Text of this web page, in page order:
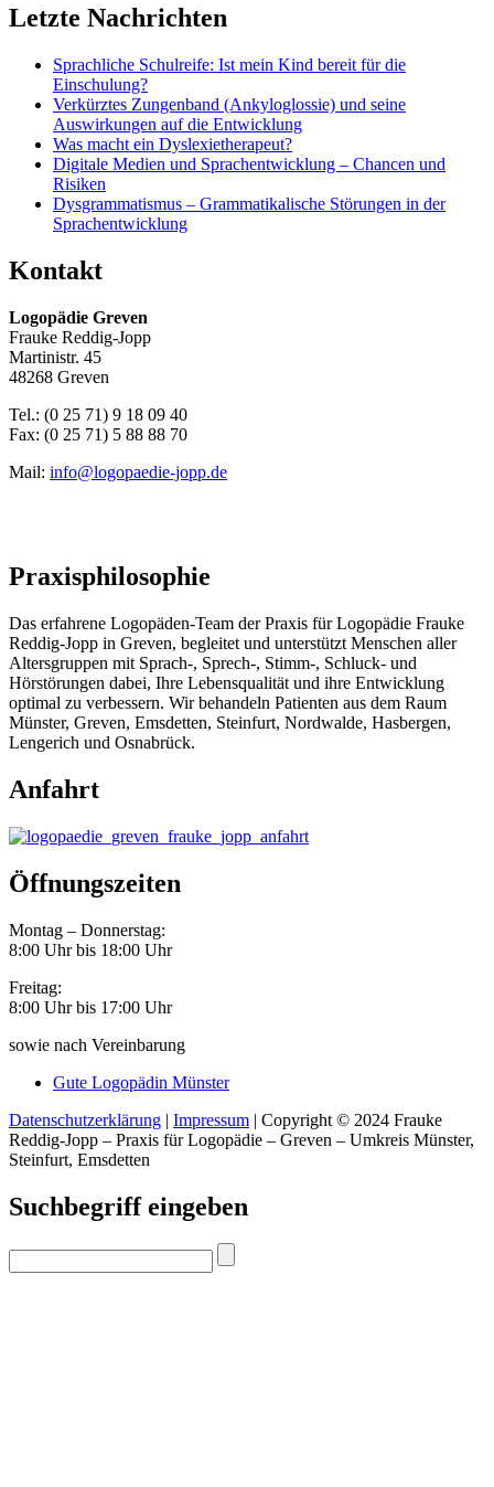
Letzte Nachrichten
Sprachliche Schulreife: Ist mein Kind bereit für die
Einschulung?
Verkürztes Zungenband (Ankyloglossie) und seine
Auswirkungen auf die Entwicklung
Was macht ein Dyslexietherapeut?
Digitale Medien und Sprachentwicklung – Chancen und
Risiken
Dysgrammatismus – Grammatikalische Störungen in der
Sprachentwicklung
Kontakt
Logopädie Greven
Frauke Reddig-Jopp
Martinistr. 45
48268 Greven
Tel.: (0 25 71) 9 18 09 40
Fax: (0 25 71) 5 88 88 70
Mail: info@logopaedie-jopp.de
Praxisphilosophie
Das erfahrene Logopäden-Team der Praxis für Logopädie Frauke
Reddig-Jopp in Greven, begleitet und unterstützt Menschen aller
Altersgruppen mit Sprach-, Sprech-, Stimm-, Schluck- und
Hörstörungen dabei, Ihre Lebensqualität und ihre Entwicklung
optimal zu verbessern. Wir behandeln Patienten aus dem Raum
Münster, Greven, Emsdetten, Steinfurt, Nordwalde, Hasbergen,
Lengerich und Osnabrück.
Anfahrt
Öffnungszeiten
Montag – Donnerstag:
8:00 Uhr bis 18:00 Uhr
Freitag:
8:00 Uhr bis 17:00 Uhr
sowie nach Vereinbarung
Gute Logopädin Münster
Datenschutzerklärung | Impressum | Copyright © 2024 Frauke
Reddig-Jopp – Praxis für Logopädie – Greven – Umkreis Münster,
Steinfurt, Emsdetten
Suchbegriff eingeben